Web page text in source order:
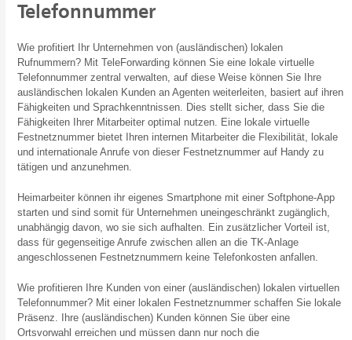
Telefonnummer
Wie profitiert Ihr Unternehmen von (ausländischen) lokalen
Rufnummern? Mit TeleForwarding können Sie eine lokale virtuelle
Telefonnummer zentral verwalten, auf diese Weise können Sie Ihre
ausländischen lokalen Kunden an Agenten weiterleiten, basiert auf ihren
Fähigkeiten und Sprachkenntnissen. Dies stellt sicher, dass Sie die
Fähigkeiten Ihrer Mitarbeiter optimal nutzen. Eine lokale virtuelle
Festnetznummer bietet Ihren internen Mitarbeiter die Flexibilität, lokale
und internationale Anrufe von dieser Festnetznummer auf Handy zu
tätigen und anzunehmen.
Heimarbeiter können ihr eigenes Smartphone mit einer Softphone-App
starten und sind somit für Unternehmen uneingeschränkt zugänglich,
unabhängig davon, wo sie sich aufhalten. Ein zusätzlicher Vorteil ist,
dass für gegenseitige Anrufe zwischen allen an die TK-Anlage
angeschlossenen Festnetznummern keine Telefonkosten anfallen.
Wie profitieren Ihre Kunden von einer (ausländischen) lokalen virtuellen
Telefonnummer? Mit einer lokalen Festnetznummer schaffen Sie lokale
Präsenz. Ihre (ausländischen) Kunden können Sie über eine
Ortsvorwahl erreichen und müssen dann nur noch die